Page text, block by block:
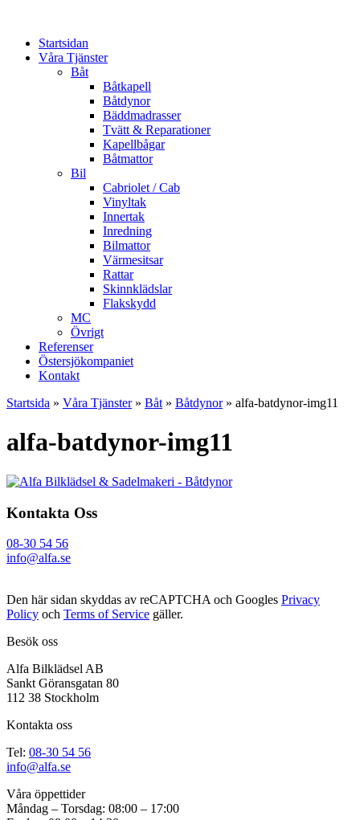
Startsidan
Våra Tjänster
Båt
Båtkapell
Båtdynor
Bäddmadrasser
Tvätt & Reparationer
Kapellbågar
Båtmattor
Bil
Cabriolet / Cab
Vinyltak
Innertak
Inredning
Bilmattor
Värmesitsar
Rattar
Skinnklädslar
Flakskydd
MC
Övrigt
Referenser
Östersjökompaniet
Kontakt
Startsida » Våra Tjänster» Båt » Båtdynor» alfa-batdynor-img11
alfa-batdynor-img11
Kontakta Oss
08-30 54 56
info@alfa.se
Den här sidan skyddas av reCAPTCHA och Googles Privacy
Policy och Terms of Service gäller.
Besök oss
Alfa Bilklädsel AB
Sankt Göransgatan 80
112 38 Stockholm
Kontakta oss
Tel: 08-30 54 56
info@alfa.se
Våra öppettider
Måndag – Torsdag: 08:00 – 17:00